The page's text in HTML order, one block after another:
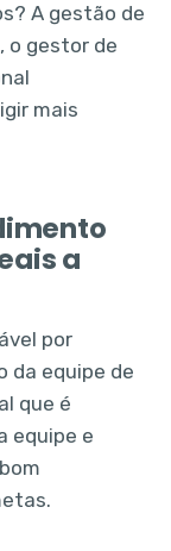
A gestão de
o gestor de
mais
a
por
da equipe de
que é
equipe e